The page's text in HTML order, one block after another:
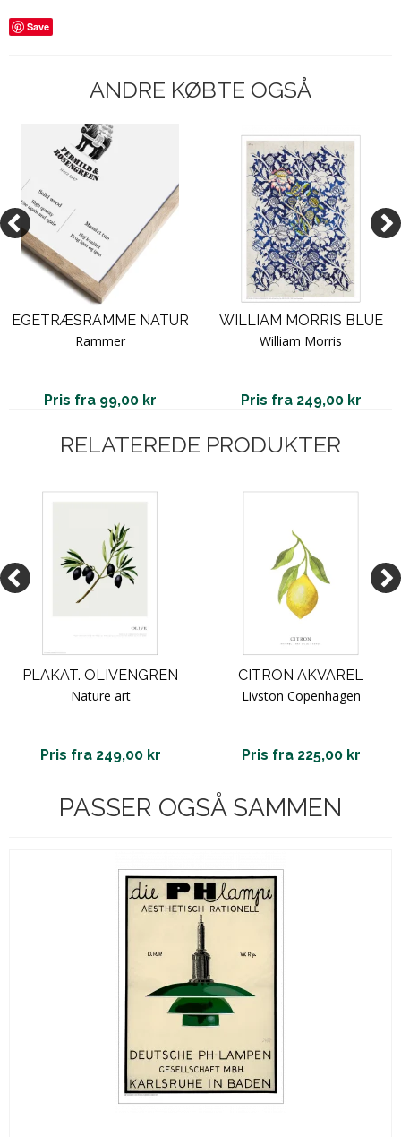
Save
ANDRE KØBTE OGSÅ
EGETRÆSRAMME NATUR
Rammer
Pris fra 99,00 kr
WILLIAM MORRIS BLUE
William Morris
Pris fra 249,00 kr
RELATEREDE PRODUKTER
PLAKAT. OLIVENGREN
Nature art
Pris fra 249,00 kr
CITRON AKVAREL
Livston Copenhagen
Pris fra 225,00 kr
PASSER OGSÅ SAMMEN